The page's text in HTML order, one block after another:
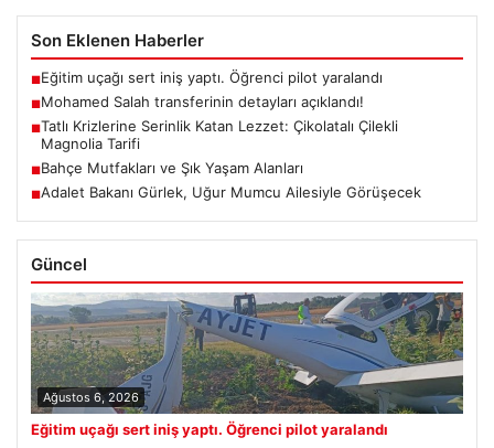
Son Eklenen Haberler
■Eğitim uçağı sert iniş yaptı. Öğrenci pilot yaralandı
■Mohamed Salah transferinin detayları açıklandı!
■Tatlı Krizlerine Serinlik Katan Lezzet: Çikolatalı Çilekli
Magnolia Tarifi
■Bahçe Mutfakları ve Şık Yaşam Alanları
■Adalet Bakanı Gürlek, Uğur Mumcu Ailesiyle Görüşecek
Güncel
Ağustos 6, 2026
Eğitim uçağı sert iniş yaptı. Öğrenci pilot yaralandı